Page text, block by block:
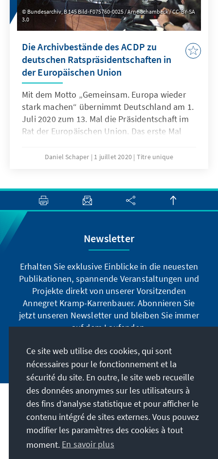
Bundesarchiv, B 145 Bild-F075760-0025 / Arne Schambeck / CC-BY-SA
3.0
Die Archivbestände des ACDP zu
deutschen Ratspräsidentschaften in
der Europäischen Union
Mit dem Motto „Gemeinsam. Europa wieder
stark machen“ übernimmt Deutschland am 1.
Juli 2020 zum 13. Mal die Präsidentschaft im
Rat der Europäischen Union. Das erste Mal
zweiten Halbjahr 1958, damals noch in der ein
Christlich-Demokratische Politik (ACDP)
finden sich unterschiedliche Quellen zu den
bisherigen deutschen Ratspräsidentschaften.
Daniel Schaper 1 juillet 2020 Titre unique
Newsletter
Erhalten Sie exklusive Einblicke in die neuesten
Publikationen, spannende Veranstaltungen und
Projekte direkt von unserer Vorsitzenden
Annegret Kramp-Karrenbauer. Abonnieren Sie
jetzt unseren Newsletter und bleiben Sie immer
auf dem Laufenden.
Jetzt abonnieren
Notre mission
Contact
Ce site web utilise des cookies, qui sont
nécessaires pour le fonctionnement et la
sécurité du site. En outre, le site web recueille
des données anonymes sur les utilisateurs à
des fins d’analyse statistique et pour afficher le
contenu intégré de sites externes. Vous pouvez
modifier les paramètres des cookies à tout
moment. En savoir plus